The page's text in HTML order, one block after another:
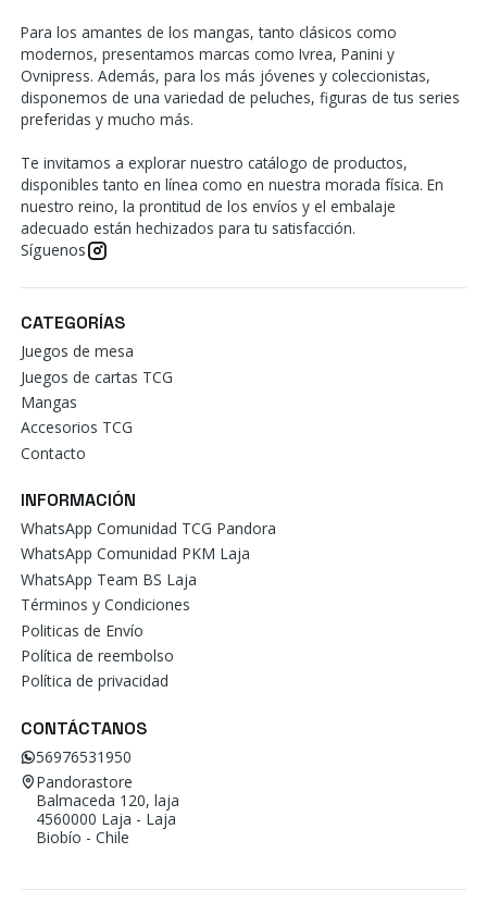
Para los amantes de los mangas, tanto clásicos como
modernos, presentamos marcas como Ivrea, Panini y
Ovnipress. Además, para los más jóvenes y coleccionistas,
disponemos de una variedad de peluches, figuras de tus series
preferidas y mucho más.
Te invitamos a explorar nuestro catálogo de productos,
disponibles tanto en línea como en nuestra morada física. En
nuestro reino, la prontitud de los envíos y el embalaje
adecuado están hechizados para tu satisfacción.
Síguenos
CATEGORÍAS
Juegos de mesa
Juegos de cartas TCG
Mangas
Accesorios TCG
Contacto
INFORMACIÓN
WhatsApp Comunidad TCG Pandora
WhatsApp Comunidad PKM Laja
WhatsApp Team BS Laja
Términos y Condiciones
Politicas de Envío
Política de reembolso
Política de privacidad
CONTÁCTANOS
56976531950
Pandorastore
Balmaceda 120, laja
4560000 Laja - Laja
Biobío - Chile